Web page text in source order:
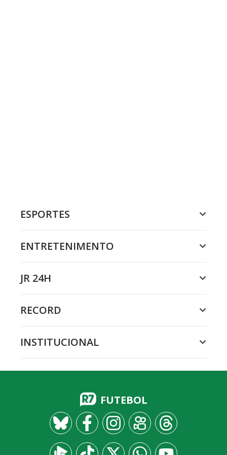
ESPORTES
ENTRETENIMENTO
JR 24H
RECORD
INSTITUCIONAL
FUTEBOL